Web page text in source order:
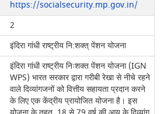
https://socialsecurity.mp.gov.in/
2
इंदिरा गांधी राष्ट्रीय नि:शक्त् पेंशन योजना
इंदिरा गांधी राष्ट्रीय निःशक्त पेंशन योजना (IGN
WPS) भारत सरकार द्वारा गरीबी रेखा से नीचे रहने
वाले दिव्यांगजनों को वित्तीय सहायता प्रदान करने
के लिए एक केंद्रीय प्रायोजित योजना है। इस